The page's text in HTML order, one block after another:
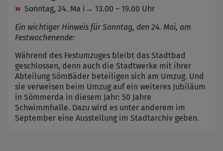
Sonntag, 24. Ma i→ 13.00 – 19.00 Uhr
Ein wichtiger Hinweis für Sonntag, den 24. Mai, am
Festwochenende:
Während des Festumzuges bleibt das Stadtbad
geschlossen, denn auch die Stadtwerke mit ihrer
Abteilung SömBäder beteiligen sich am Umzug. Und
sie verweisen beim Umzug auf ein weiteres Jubiläum
in Sömmerda in diesem Jahr: 50 Jahre
Schwimmhalle. Dazu wird es unter anderem im
September eine Ausstellung im Stadtarchiv geben.